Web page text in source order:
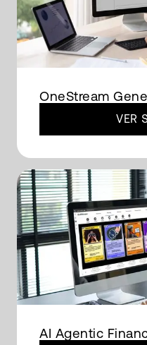
OneStream
VER
AI Agentic